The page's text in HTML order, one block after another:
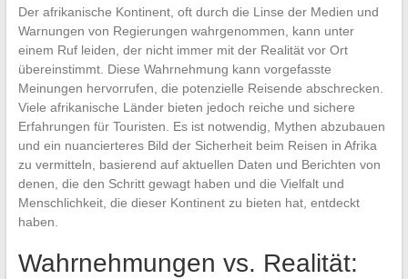
Der afrikanische Kontinent, oft durch die Linse der Medien und
Warnungen von Regierungen wahrgenommen, kann unter
einem Ruf leiden, der nicht immer mit der Realität vor Ort
übereinstimmt. Diese Wahrnehmung kann vorgefasste
Meinungen hervorrufen, die potenzielle Reisende abschrecken.
Viele afrikanische Länder bieten jedoch reiche und sichere
Erfahrungen für Touristen. Es ist notwendig, Mythen abzubauen
und ein nuancierteres Bild der Sicherheit beim Reisen in Afrika
zu vermitteln, basierend auf aktuellen Daten und Berichten von
denen, die den Schritt gewagt haben und die Vielfalt und
Menschlichkeit, die dieser Kontinent zu bieten hat, entdeckt
haben.
Wahrnehmungen vs. Realität: